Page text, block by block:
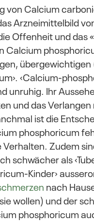
von Calcium
Arzneimittelbild
Offenheit und
Calcium
‹Calcium-
unruhig. Ihr
und das
ist die
phosphoricum
Zudem
schwächer als
Kinder›
nach
wollen) und der
phosphoricum